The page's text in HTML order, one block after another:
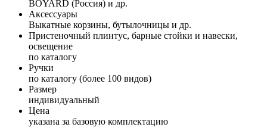
BOYARD (Россия) и др.
Аксессуары
Выкатные корзины, бутылочницы и др.
Пристеночный плинтус, барные стойки и навески,
освещение
по каталогу
Ручки
по каталогу (более 100 видов)
Размер
индивидуальный
Цена
указана за базовую комплектацию